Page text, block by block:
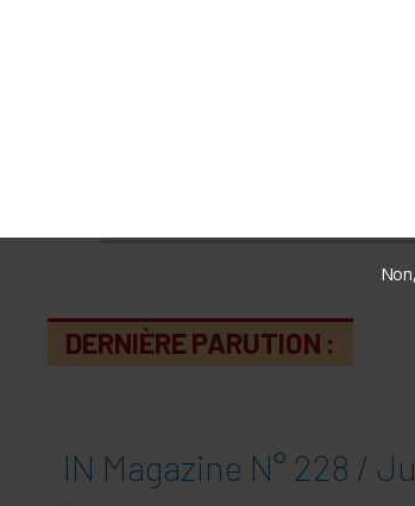
DERNIÈRE PARUTION :
IN Magazine N° 228 /